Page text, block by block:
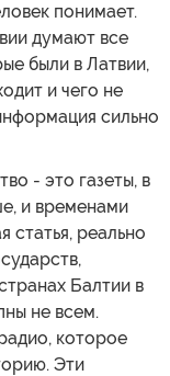
понимает.
думают все
были в Латвии,
и чего не
сильно
- это газеты, в
и временами
статья, реально
Балтии в
не всем.
которое
Эти